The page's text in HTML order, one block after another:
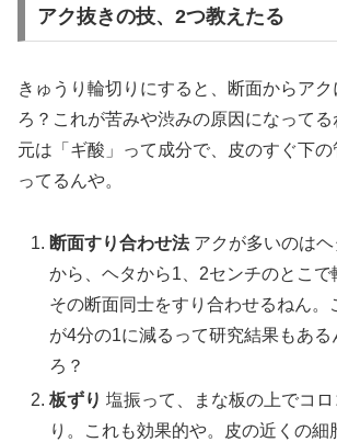
アク抜きの技、2つ教えたる
きゅうり輪切りにすると、断面からア
ろ？これが苦みや渋みの原因になって
元は「ギ酸」って成分で、皮のすぐ下の
ってるんや。
断面すり合わせ法アクが多いのは
から、ヘタから1、2センチのとこで
その断面同士をすり合わせるねん。
が4分の1に減るって研究結果もあ
ろ？
板ずり 塩振って、まな板の上でコ
り。これも効果的や。皮の近くの細